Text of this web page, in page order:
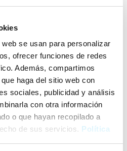
se usan para personalizar
ofrecer funciones de redes
Además, compartimos
haga del sitio web con
sociales, publicidad y análisis
con otra información
o que hayan recopilado a
de sus servicios. Política